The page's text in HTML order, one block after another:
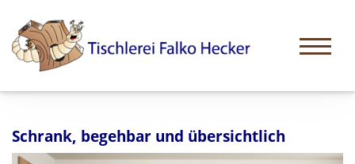
Schrank, begehbar und übersichtlich